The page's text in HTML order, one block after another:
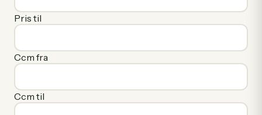
Pris til
Ccm fra
Ccm til